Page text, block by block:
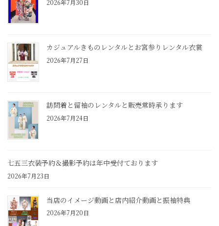
2026年7月30日
カジュアルきものレンタルとお宮参りレンタル衣裳
2026年7月27日
訪問着と留袖のレンタルと販売常時承ります
2026年7月24日
七五三衣装予約＆撮影予約は年中受付ております
2026年7月23日
当店のイメージ動画と店内紹介動画と振袖特典
2026年7月20日